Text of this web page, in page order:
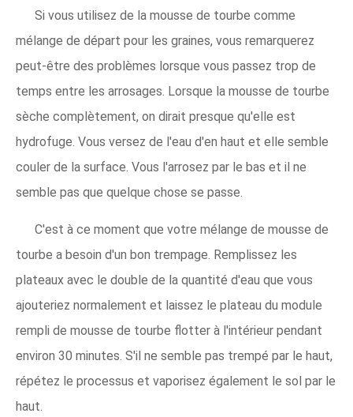
Si vous utilisez de la mousse de tourbe comme
mélange de départ pour les graines, vous remarquerez
peut-être des problèmes lorsque vous passez trop de
temps entre les arrosages. Lorsque la mousse de tourbe
sèche complètement, on dirait presque qu'elle est
hydrofuge. Vous versez de l'eau d'en haut et elle semble
couler de la surface. Vous l'arrosez par le bas et il ne
semble pas que quelque chose se passe.
C'est à ce moment que votre mélange de mousse de
tourbe a besoin d'un bon trempage. Remplissez les
plateaux avec le double de la quantité d'eau que vous
ajouteriez normalement et laissez le plateau du module
rempli de mousse de tourbe flotter à l'intérieur pendant
environ 30 minutes. S'il ne semble pas trempé par le haut,
répétez le processus et vaporisez également le sol par le
haut.